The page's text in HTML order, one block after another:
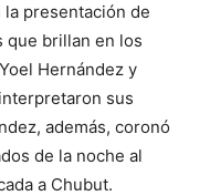
presentación de
que brillan en los
Hernández y
sus
además, coronó
de la noche al
a Chubut.